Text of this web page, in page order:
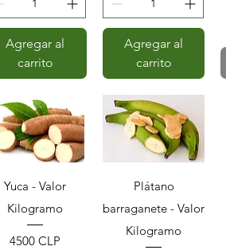
Agregar al
carrito
Agregar al
carrito
Vista rápida
Yuca - Valor
Kilogramo
Precio
4500 CLP
Vista rápida
Plátano
barraganete - Valor
Kilogramo